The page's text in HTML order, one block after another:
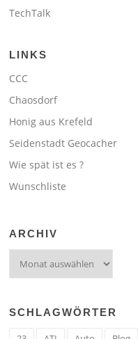
TechTalk
LINKS
CCC
Chaosdorf
Honig aus Krefeld
Seidenstadt Geocacher
Wie spät ist es ?
Wunschliste
ARCHIV
SCHLAGWÖRTER